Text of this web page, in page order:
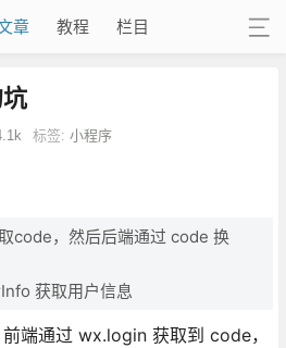
章 教程 栏目
标签: 小程序
code，然后后端通过 code 换
获取用户信息
端通过 wx.login 获取到 code，